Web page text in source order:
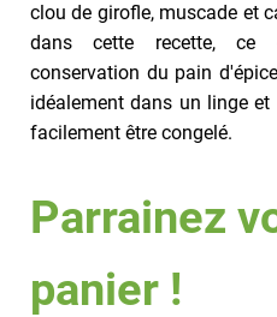
clou de girofle, muscade et
dans cette recette, ce
conservation du pain
idéalement dans un linge
facilement être congelé.
Parrainez
panier !